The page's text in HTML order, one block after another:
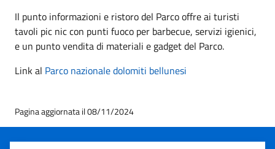
Il punto informazioni e ristoro del Parco offre ai turisti
tavoli pic nic con punti fuoco per barbecue, servizi igienici,
e un punto vendita di materiali e gadget del Parco.
Link al Parco nazionale dolomiti bellunesi
Pagina aggiornata il 08/11/2024